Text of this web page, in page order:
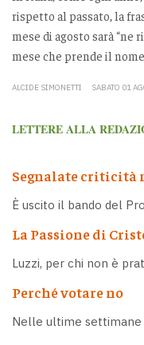
rispetto al passato, la
mese di agosto sarà “ne
mese che prende il
ALCIDE SIMONETTI SABATO 01
LETTERE ALLA
Segnalate criticità
È uscito il bando del
La Passione di
Luzzi, per chi non è
Perché votare no
Nelle ultime settimane